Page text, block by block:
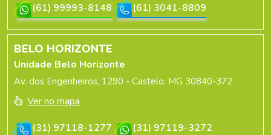
(61) 99993-8148
(61) 3041-8809
BELO HORIZONTE
Unidade Belo Horizonte
Av. dos Engenheiros, 1290 - Castelo, MG 30840-372
Ver no mapa
(31) 97118-1277
(31) 97119-3272